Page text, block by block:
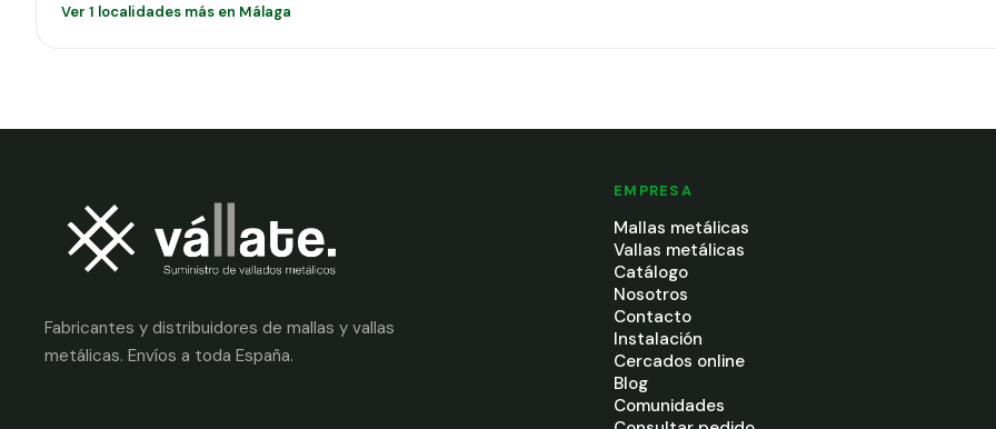
Ver 1 localidades más en Málaga
Fabricantes y distribuidores de mallas y vallas
metálicas. Envíos a toda España.
EMPRESA
Mallas metálicas
Vallas metálicas
Catálogo
Nosotros
Contacto
Instalación
Cercados online
Blog
Comunidades